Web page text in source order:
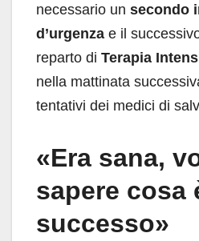
necessario un secondo
d’urgenza e il
reparto di Terapia
nella mattinata
tentativi dei medici di
«Era sana,
sapere cosa
successo»